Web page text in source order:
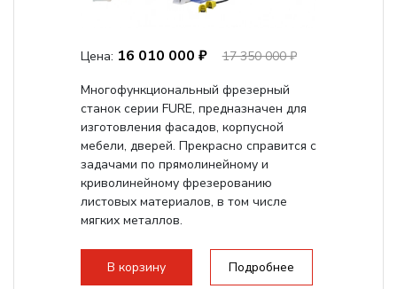
Цена: 16 010 000 ₽
17 350 000 ₽
Многофункциональный фрезерный
станок серии FURE, предназначен для
изготовления фасадов, корпусной
мебели, дверей. Прекрасно справится с
задачами по прямолинейному и
криволинейному фрезерованию
листовых материалов, в том числе
мягких металлов.
В корзину Подробнее